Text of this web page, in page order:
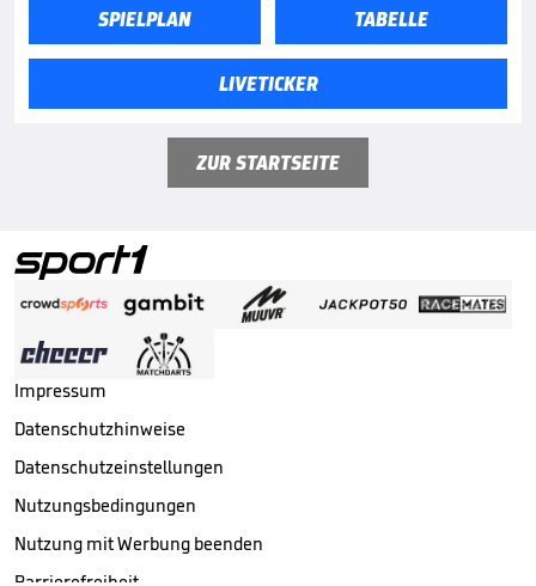
SPIELPLAN TABELLE
LIVETICKER
ZUR STARTSEITE
Impressum
Datenschutzhinweise
Datenschutzeinstellungen
Nutzungsbedingungen
Nutzung mit Werbung beenden